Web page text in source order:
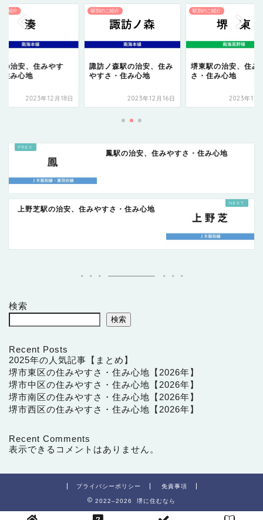
ご紹介
の治安、住みやす
住み心地
2023年12月18日
駅別のご紹介
諏訪ノ森駅の治安、住み
やすさ・住み心地
2023年12月16日
駅別のご紹介
堺東駅の治安、住み
さ・住み心地
2023年12
鳳駅の治安、住みやすさ・住み心地
上野芝駅の治安、住みやすさ・住み心地
検索
検索
Recent Posts
2025年の人気記事【まとめ】
堺市東区の住みやすさ・住み心地【2026年】
堺市中区の住みやすさ・住み心地【2026年】
堺市南区の住みやすさ・住み心地【2026年】
堺市西区の住みやすさ・住み心地【2026年】
Recent Comments
表示できるコメントはありません。
プライバシーポリシー 免責事項
2022–2026 堺に住むなら